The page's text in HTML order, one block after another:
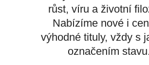
růst, víru a životní
Nabízíme nové i
výhodné tituly, vždy s
označením